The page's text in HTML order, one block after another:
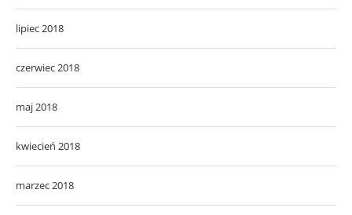
lipiec 2018
czerwiec 2018
maj 2018
kwiecień 2018
marzec 2018